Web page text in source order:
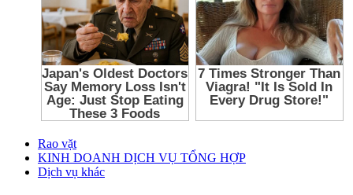
Rao vặt
KINH DOANH DỊCH VỤ TỔNG HỢP
Dịch vụ khác